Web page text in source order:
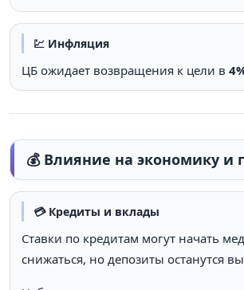
💹 Инфляция
ЦБ ожидает возвращения к цели в
💰 Влияние на экономику и
💳 Кредиты и вклады
Ставки по кредитам могут начать
снижаться, но депозиты останутся